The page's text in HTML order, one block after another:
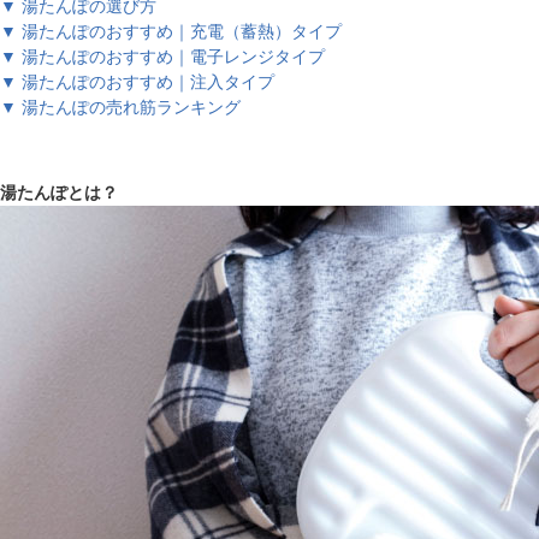
▼ 湯たんぽの選び方
▼ 湯たんぽのおすすめ｜充電（蓄熱）タイプ
▼ 湯たんぽのおすすめ｜電子レンジタイプ
▼ 湯たんぽのおすすめ｜注入タイプ
▼ 湯たんぽの売れ筋ランキング
湯たんぽとは？